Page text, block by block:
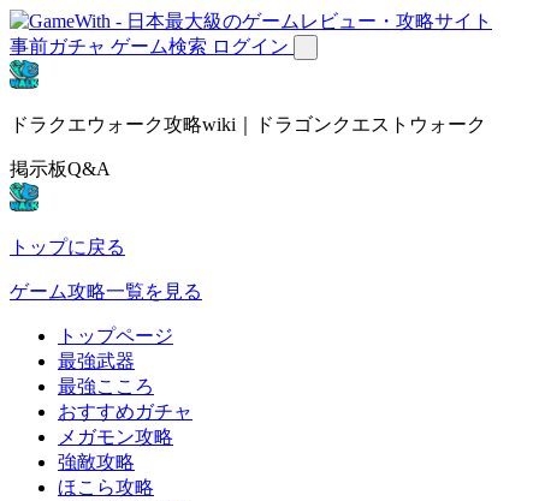
事前ガチャ ゲーム検索 ログイン
ドラクエウォーク攻略wiki｜ドラゴンクエストウォーク
掲示板Q&A
トップに戻る
ゲーム攻略一覧を見る
トップページ
最強武器
最強こころ
おすすめガチャ
メガモン攻略
強敵攻略
ほこら攻略